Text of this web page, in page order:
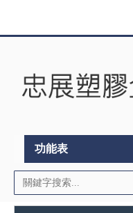
功能表